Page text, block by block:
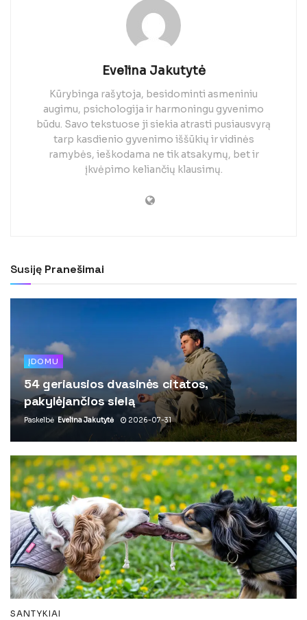
Evelina Jakutytė
Kūrybinga rašytoja, besidominti asmeniniu
augimu, psichologija ir harmoningu gyvenimo
būdu. Savo tekstuose ji siekia atrasti pusiausvyrą
tarp kasdienio gyvenimo iššūkių ir vidinės
ramybės, ieškodama ne tik atsakymų, bet ir
įkvėpimo keliančių klausimų.
Susiję Pranešimai
ĮDOMU
54 geriausios dvasinės citatos,
pakylėjančios sielą
Paskelbė Evelina Jakutytė 2026-07-31
SANTYKIAI